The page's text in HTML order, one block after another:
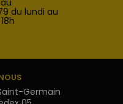
du lundi au
Germain